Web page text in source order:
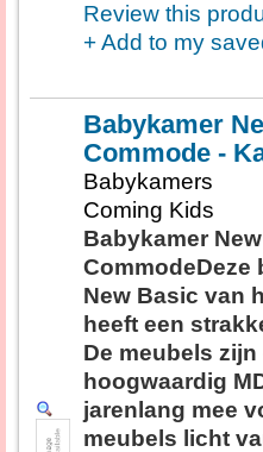
Review this
+ Add to my
Babykamer
Commode -
Babykamers
Coming Kids
Babykamer
CommodeDeze
New Basic van
heeft een
De meubels
hoogwaardig
jarenlang mee
meubels licht